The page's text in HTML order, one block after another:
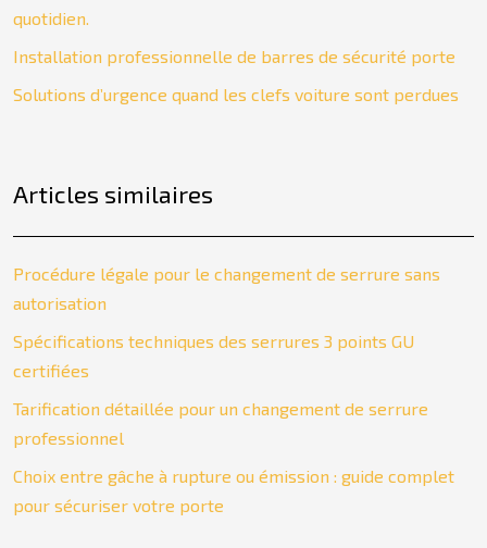
quotidien.
Installation professionnelle de barres de sécurité porte
Solutions d’urgence quand les clefs voiture sont perdues
Articles similaires
Procédure légale pour le changement de serrure sans
autorisation
Spécifications techniques des serrures 3 points GU
certifiées
Tarification détaillée pour un changement de serrure
professionnel
Choix entre gâche à rupture ou émission : guide complet
pour sécuriser votre porte